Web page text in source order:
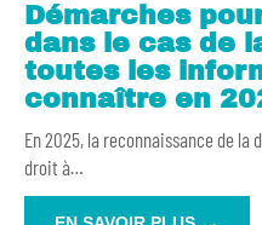
Démarches
dans le cas de
toutes les
connaître en
En 2025, la reconnaissance de
droit à…